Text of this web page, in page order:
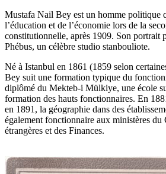
Mustafa Nail Bey est un homme politique
l’éducation et de l’économie lors de la
constitutionnelle, après 1909. Son portrait
Phébus, un célèbre studio stanbouliote.
Né à Istanbul en 1861 (1859 selon
Bey suit une formation typique du
diplômé du Mekteb-i Mülkiye, une école
formation des hauts fonctionnaires. En
en 1891, la géographie dans des
également fonctionnaire aux ministères du
étrangères et des Finances.